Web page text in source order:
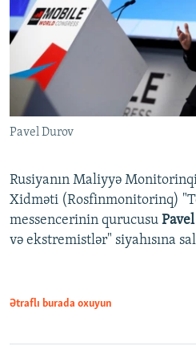
Pavel Durov
Rusiyanın Maliyyə
Xidməti (Rosfinmonitorinq)
messencerinin qurucusu
və ekstremistlər" siyahısına
Ətraflı burada oxuyun